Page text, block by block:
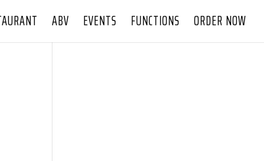
ABV EVENTS FUNCTIONS ORDER NOW